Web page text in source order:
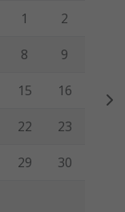
Viernes Sábado
1 2
8 9
15 16
22 23
29 30